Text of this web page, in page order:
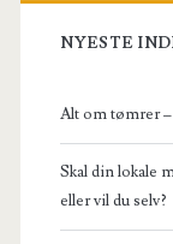
NYESTE
Alt om tømrer
Skal din lokale
eller vil du selv?